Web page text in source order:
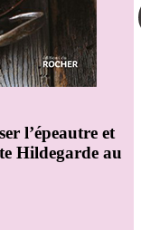
l’épeautre et
Hildegarde au